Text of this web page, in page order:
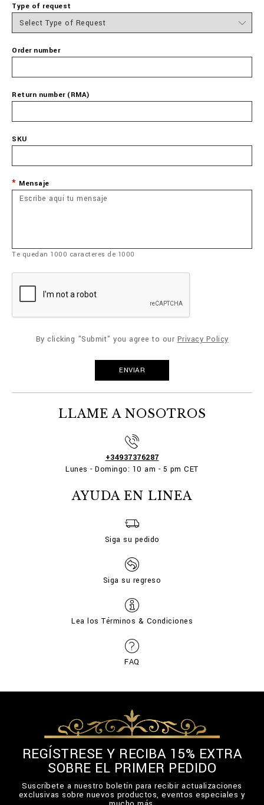
LLAME A NOSOTROS
+34937376287
Lunes - Domingo: 10 am - 5 pm CET
AYUDA EN LINEA
Siga su pedido
Siga su regreso
Lea los Términos & Condiciones
FAQ
Type of request
Order number
Return number (RMA)
SKU
Mensaje
Te quedan 1000 caracteres de 1000
By clicking "Submit" you agree to our Privacy Policy
REGÍSTRESE Y RECIBA 15% EXTRA
SOBRE EL PRIMER PEDIDO
Suscríbete a nuestro boletín para recibir actualizaciones
exclusivas sobre nuevos productos, eventos especiales y